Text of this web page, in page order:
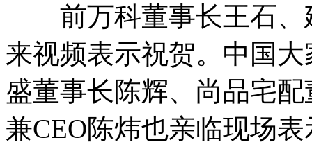
前万科董事长王石、
来视频表示祝贺。中国
盛董事长陈辉、尚品宅
兼CEO陈炜也亲临现场